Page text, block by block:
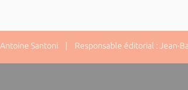
Santoni | Responsable éditorial : Jean-